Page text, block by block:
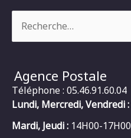
Agence Postale
Téléphone : 05.46.91.60.04
Lundi, Mercredi, Vendredi :
Mardi, Jeudi : 14H00-17H00